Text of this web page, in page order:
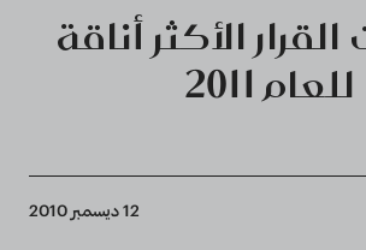
الأكثر أناقة
للعام 2011
12 ديسمبر 2010